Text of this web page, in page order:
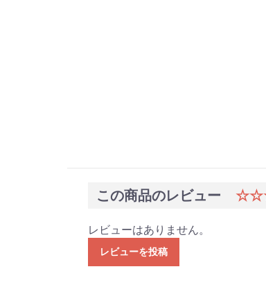
この商品のレビュー
レビューはありません。
レビューを投稿